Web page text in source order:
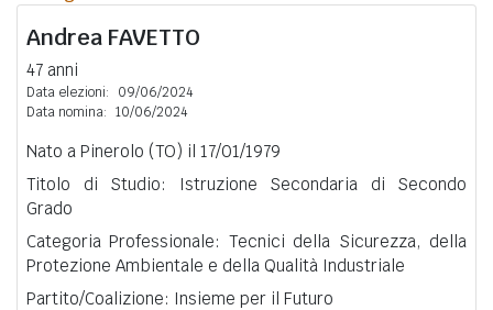
Andrea FAVETTO
47 anni
Data elezioni:
09/06/2024
Data nomina: 10/06/2024
Nato a Pinerolo (TO) il 17/01/1979
Titolo di Studio: Istruzione Secondaria di Secondo
Grado
Categoria Professionale: Tecnici della Sicurezza, della
Protezione Ambientale e della Qualità Industriale
Partito/Coalizione: Insieme per il Futuro